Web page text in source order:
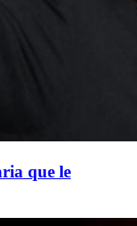
que le